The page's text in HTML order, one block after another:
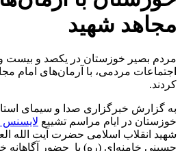
مجاهد شهید
مردم بصیر خوزستان در یکصد و بیست
اجتماعات مردمی، با آرمان‌های امام
کردند.
به گزارش خبرگزاری صدا و سیمای
خوزستان در ایام مراسم تشییع لایسنس
شهید انقلاب اسلامی حضرت آیت الله
حسینی خامنه‌ای (ره) با حضور آگاهانه